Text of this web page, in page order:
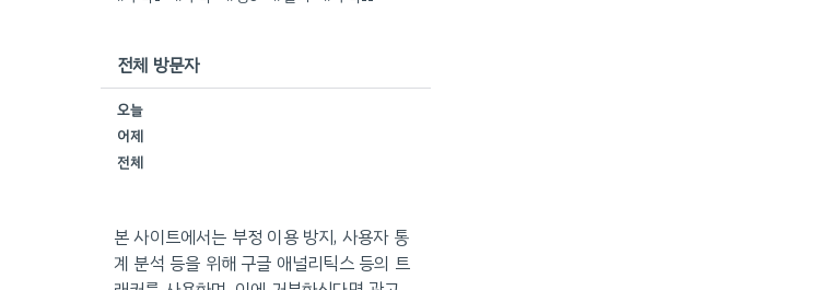
전체 방문자
오늘
어제
전체
본 사이트에서는 부정 이용 방지, 사용자 통
계 분석 등을 위해 구글 애널리틱스 등의 트